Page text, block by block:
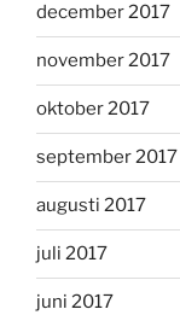
december 2017
november 2017
oktober 2017
september 2017
augusti 2017
juli 2017
juni 2017